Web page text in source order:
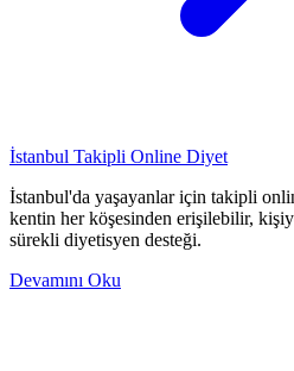
İstanbul Takipli Online Diyet
İstanbul'da yaşayanlar için takipli
kentin her köşesinden erişilebilir,
sürekli diyetisyen desteği.
Devamını Oku